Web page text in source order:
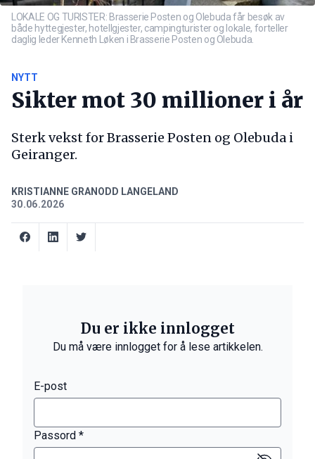
LOKALE OG TURISTER: Brasserie Posten og Olebuda får besøk av
både hyttegjester, hotellgjester, campingturister og lokale, forteller
daglig leder Kenneth Løken i Brasserie Posten og Olebuda.
NYTT
Sikter mot 30 millioner i år
Sterk vekst for Brasserie Posten og Olebuda i
Geiranger.
KRISTIANNE GRANODD LANGELAND
30.06.2026
Du er ikke innlogget
Du må være innlogget for å lese artikkelen.
E-post
Passord *